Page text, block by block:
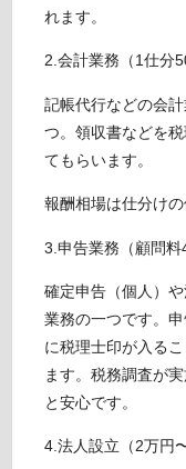
れます。
2.会計業務（1仕分
記帳代行などの会
つ。領収書などを
てもらいます。
報酬相場は仕分け
3.申告業務（顧問料
確定申告（個人）
業務の一つです。
に税理士印が入る
ます。税務調査が
と安心です。
4.法人設立（2万円〜